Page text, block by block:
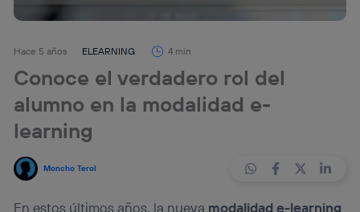
Hace 5 años ELEARNING 4 min
Conoce el verdadero rol del
alumno en la modalidad e-
learning
Moncho Terol
En estos últimos años, la nueva modalidad e-learning